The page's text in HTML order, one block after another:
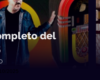
del
2025